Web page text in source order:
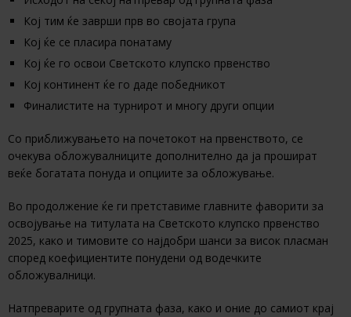
Кој тим ќе заврши прв во својата група
Кој ќе се пласира понатаму
Кој ќе го освои Светското клупско првенство
Кој континент ќе го даде победникот
Финалистите на турнирот и многу други опции
Со приближувањето на почетокот на првенството, се
очекува обложувалниците дополнително да ја прошират
веќе богатата понуда и опциите за обложување.
Во продолжение ќе ги претставиме главните фаворити за
освојување на титулата на Светското клупско првенство
2025, како и тимовите со најдобри шанси за висок пласман
според коефициентите понудени од водечките
обложувалници.
Натпреварите од групната фаза, како и оние до самиот крај